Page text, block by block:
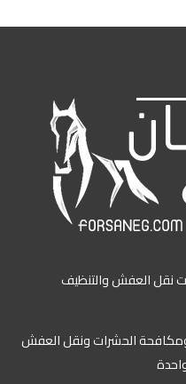
الحشرات ونقل العفش